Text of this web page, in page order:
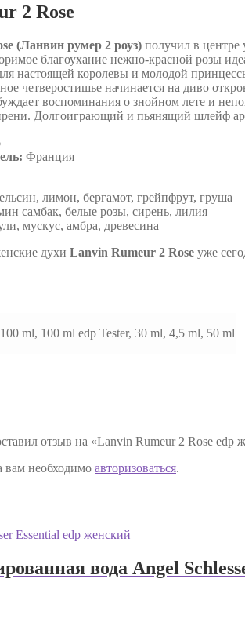
2 Rose
(Ланвин румер 2 роуз) получил в
благоухание нежно-красной розы
настоящей королевы и молодой
четверостишье начинается на диво
воспоминания о знойном лете и
Долгоиграющий и пьянящий шлейф
Франция
лимон, бергамот, грейпфрут, груша
самбак, белые розы, сирень, лилия
мускус, амбра, древесина
духи Lanvin Rumeur 2 Rose уже
ml, 100 ml edp Tester, 30 ml, 4,5 ml, 50 ml
отзыв на «Lanvin Rumeur 2 Rose edp
вам необходимо авторизоваться.
вода Angel